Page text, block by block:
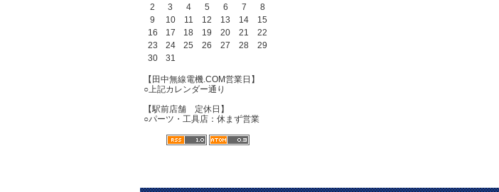
2
3 4 5 6 7
8
9
10 11 12 13 14
15
16
17 18 19 20 21
22
23
24 25 26 27 28
29
30
31
【田中無線電機.COM営業日】
○上記カレンダー通り
【駅前店舗 定休日】
○パーツ・工具店：休まず営業